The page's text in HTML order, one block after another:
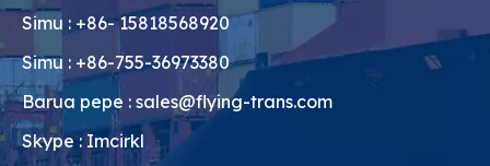
Simu : +86- 15818568920
Simu : +86-755-36973380
Barua pepe : sales@flying-trans.com
Skype : Imcirkl